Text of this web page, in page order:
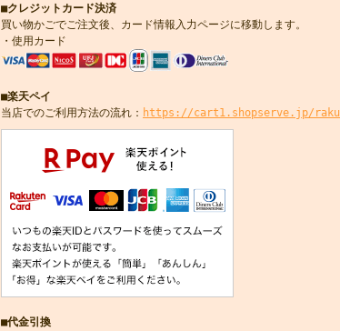
■クレジットカード決済
買い物かごでご注文後、カード情報入力ページに移動します。
・使用カード
■楽天ペイ
当店でのご利用方法の流れ： https://cart1.shopserve.jp/
■代金引換